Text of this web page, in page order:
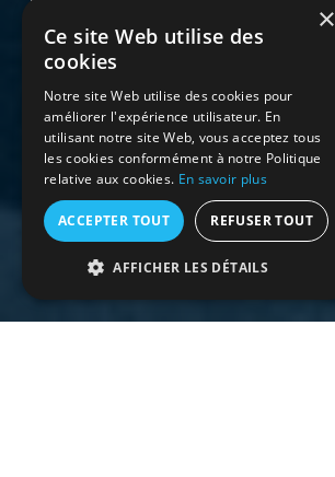
×
Ce site Web utilise des
cookies
Notre site Web utilise des cookies pour
améliorer l'expérience utilisateur. En
utilisant notre site Web, vous acceptez tous
les cookies conformément à notre Politique
relative aux cookies. En savoir plus
ACCEPTER TOUT REFUSER TOUT
AFFICHER LES DÉTAILS